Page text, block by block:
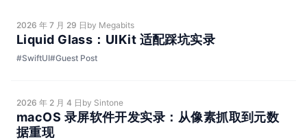
2026 年 7 月 29 日 by Megabits
Liquid Glass：UIKit 适配踩坑实录
#SwiftUI#Guest Post
2026 年 2 月 4 日 by Sintone
macOS 录屏软件开发实录：从像素抓取到元数
据重现